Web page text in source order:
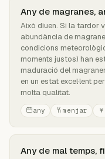
Any de magranes,
Això diuen. Si la tardor
abundància de
condicions
moments justos) han
maduració del
en un estat excel·lent
molta qualitat.
any menjar
Any de mal temps,